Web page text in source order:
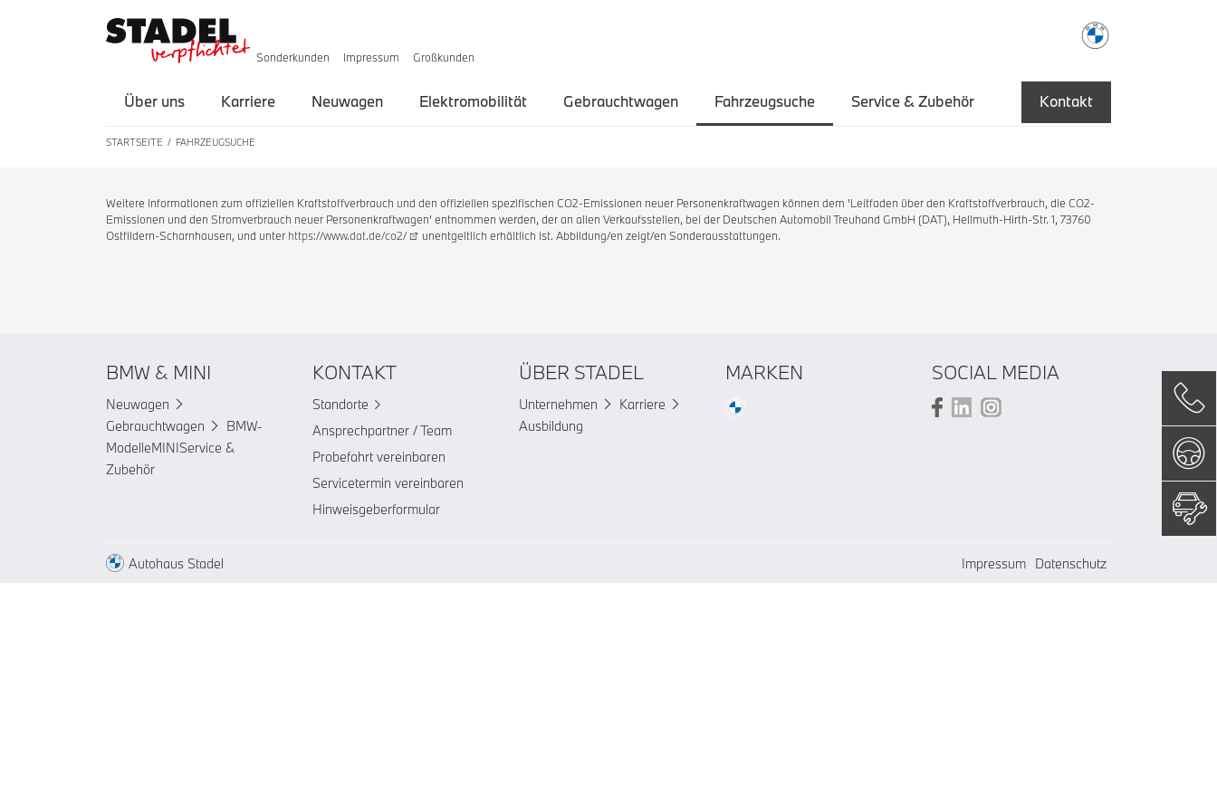
Sonderkunden Impressum Großkunden
Über uns Karriere Neuwagen Elektromobilität Gebrauchtwagen Fahrzeugsuche Service & Zubehör Kontakt
STARTSEITE FAHRZEUGSUCHE
Weitere Informationen zum offiziellen Kraftstoffverbrauch und den offiziellen spezifischen CO2-Emissionen neuer Personenkraftwagen können dem 'Leitfaden über den Kraftstoffverbrauch, die CO2-
Emissionen und den Stromverbrauch neuer Personenkraftwagen' entnommen werden, der an allen Verkaufsstellen, bei der Deutschen Automobil Treuhand GmbH (DAT), Hellmuth-Hirth-Str. 1, 73760
Ostfildern-Scharnhausen, und unter https://www.dat.de/co2/ unentgeltlich erhältlich ist. Abbildung/en zeigt/en Sonderausstattungen.
BMW & MINI
Neuwagen
Gebrauchtwagen
BMW-
ModelleMINIService &
Zubehör
KONTAKT
Standorte
Ansprechpartner / Team
Probefahrt vereinbaren
Servicetermin vereinbaren
Hinweisgeberformular
ÜBER STADEL
Unternehmen
Karriere
Ausbildung
MARKEN SOCIAL MEDIA
Autohaus Stadel Impressum Datenschutz